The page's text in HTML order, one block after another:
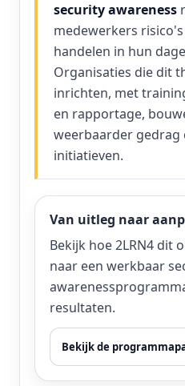
security awareness
medewerkers
handelen in hun
Organisaties die dit
inrichten, met
en rapportage,
weerbaarder gedrag
initiatieven.
Van uitleg naar
Bekijk hoe 2LRN4 dit
naar een werkbaar
resultaten.
Bekijk de